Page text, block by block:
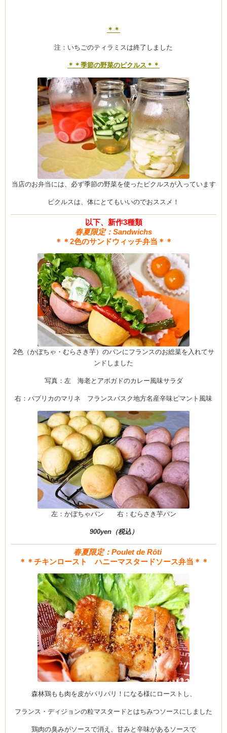
＊＊
注：いちごのティラミスは終了しました
＊＊季節の野菜のピクルス＊＊
当店のお弁当には、必ず季節の野菜を使ったピクルスが入っています
ピクルスは、体にとてもいいのでおススメ！
以下、新作3種類
春夏限定：Sandwichs
＊＊2色のサンドウィッチ弁当＊＊
2色（かぼちゃ・むらさき芋）のパンにフランスのお総菜を入れてサ
ンドしました
写真：左 海老とアボガドのカレー風味サラダ
右：パプリカのマリネ フランスバスク地方名産辛味ピマント風味
左：かぼちゃパン 右：むらさき芋パン
900yen（税込）
春夏限定：Poulet de Rôti
＊＊チキンロースト ハニーマスタードソース弁当＊＊
森林鶏もも肉を皮がパリパリ！になる様にローストし、
フランス・ディジョンの粒マスタードとはちみつソースにしました
鶏肉の臭みがソースで消え、甘みと辛味があるソースで